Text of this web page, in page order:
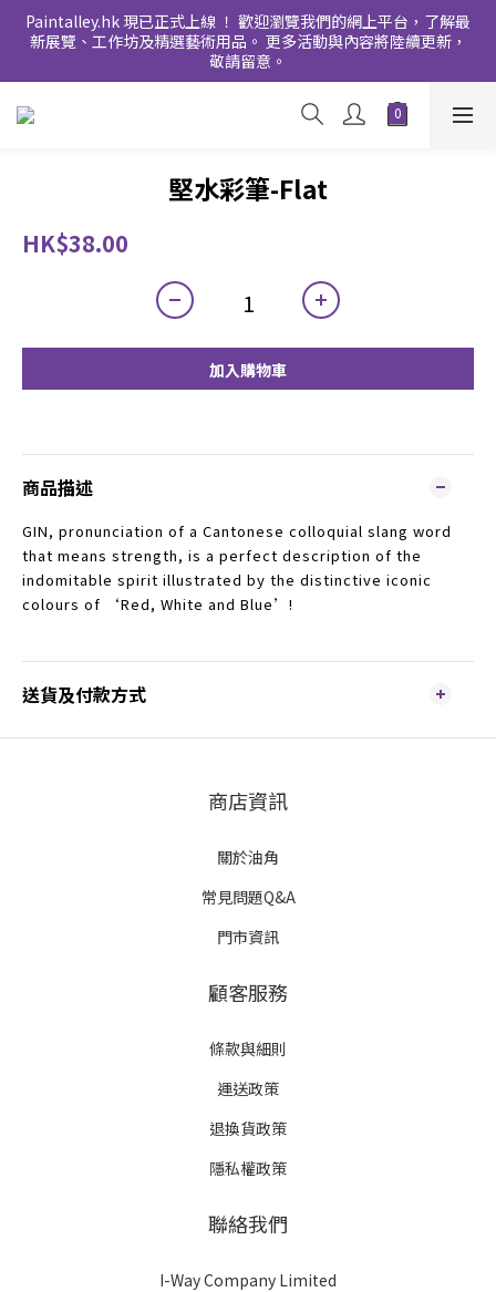
Paintalley.hk 現已正式上線 ！ 歡迎瀏覽我們的網上平台，了解最
新展覽、工作坊及精選藝術用品。 更多活動與內容將陸續更新，
敬請留意。
堅水彩筆-Flat
HK$38.00
加入購物車
商品描述
GIN, pronunciation of a Cantonese colloquial slang word
that means strength, is a perfect description of the
indomitable spirit illustrated by the distinctive iconic
colours of ‘Red, White and Blue’!
送貨及付款方式
商店資訊
關於油角
常見問題Q&A
門市資訊
顧客服務
條款與細則
運送政策
退換貨政策
隱私權政策
聯絡我們
I-Way Company Limited